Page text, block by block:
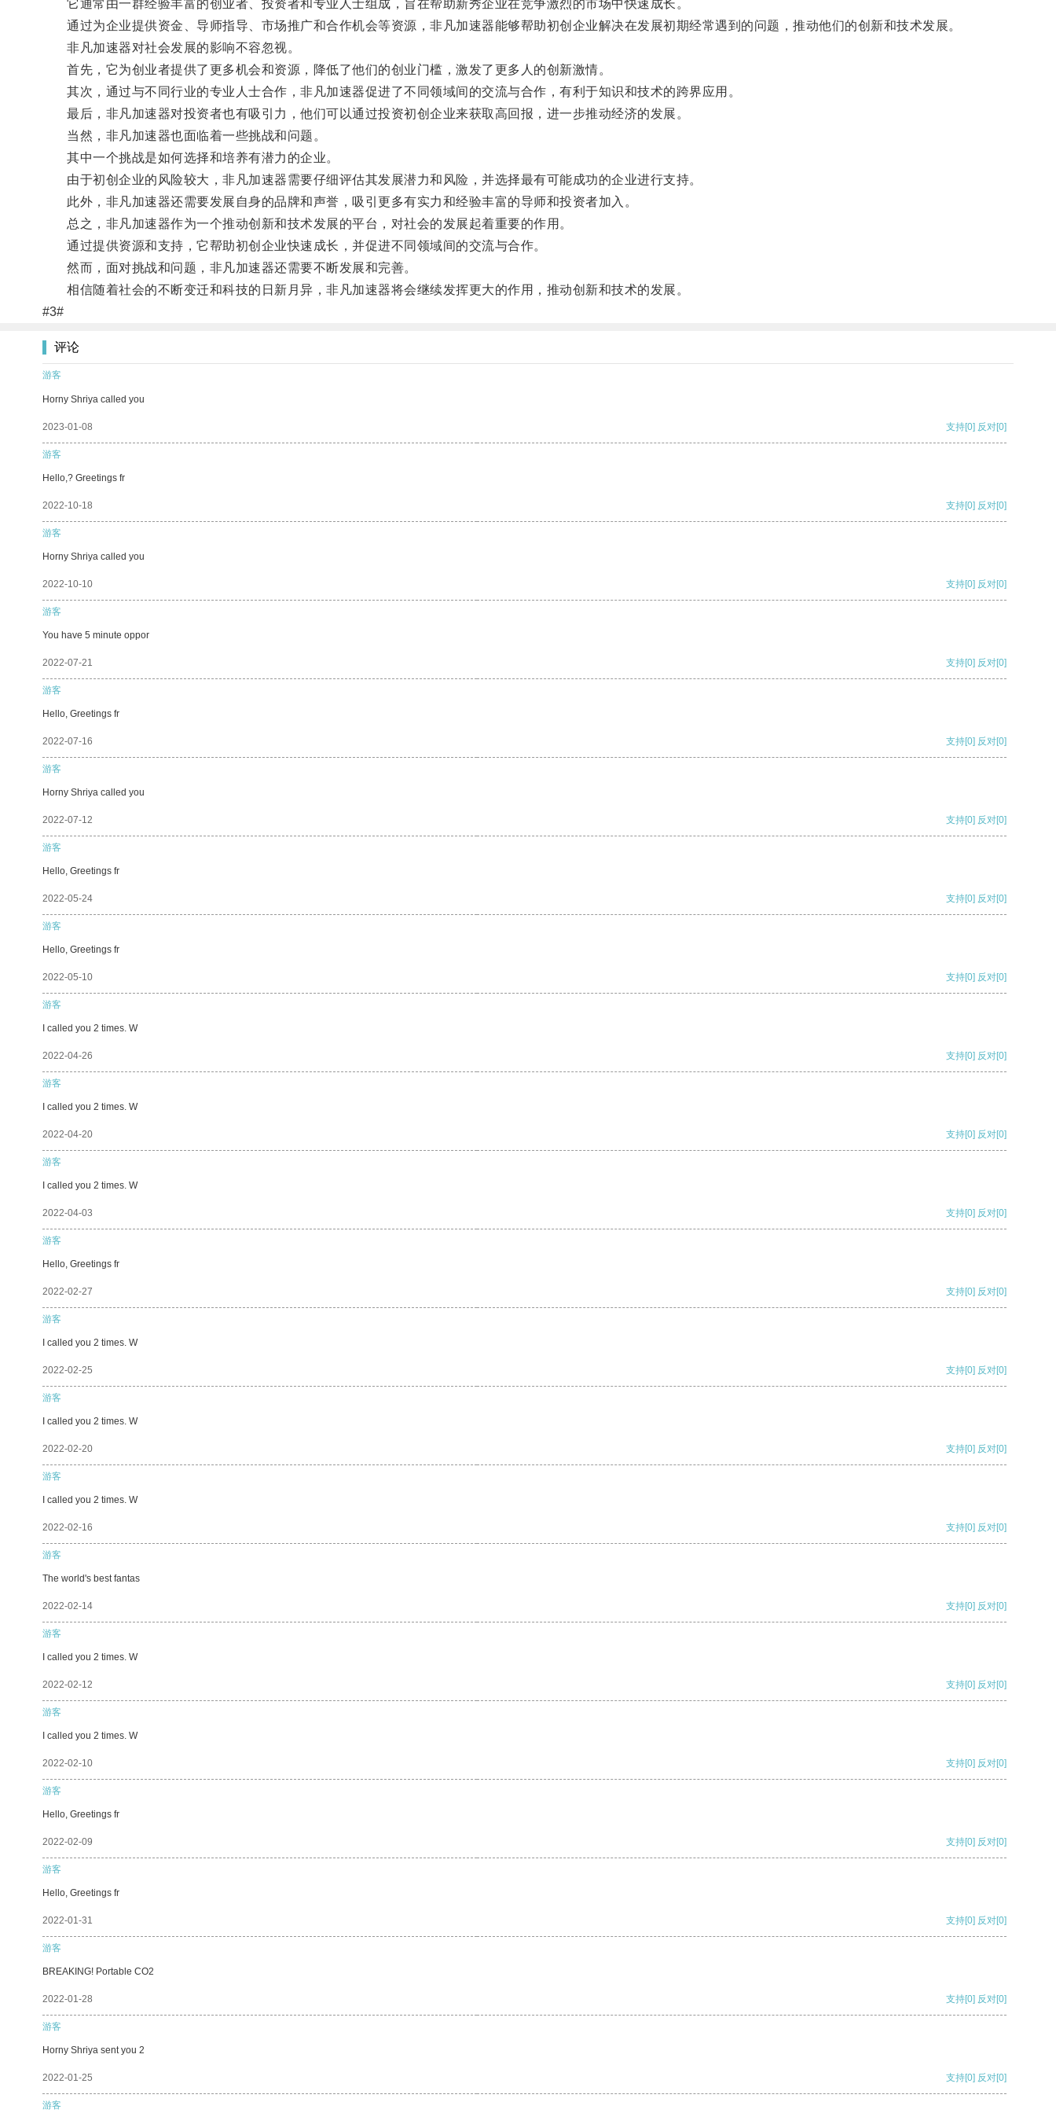
它通常由一群经验丰富的创业者、投资者和专业人士组成，旨在帮助新秀企业在竞争激烈的市场中快速成长。
通过为企业提供资金、导师指导、市场推广和合作机会等资源，非凡加速器能够帮助初创企业解决在发展初期经常遇到的问题，推动他们的创新和技术发展。
非凡加速器对社会发展的影响不容忽视。
首先，它为创业者提供了更多机会和资源，降低了他们的创业门槛，激发了更多人的创新激情。
其次，通过与不同行业的专业人士合作，非凡加速器促进了不同领域间的交流与合作，有利于知识和技术的跨界应用。
最后，非凡加速器对投资者也有吸引力，他们可以通过投资初创企业来获取高回报，进一步推动经济的发展。
当然，非凡加速器也面临着一些挑战和问题。
其中一个挑战是如何选择和培养有潜力的企业。
由于初创企业的风险较大，非凡加速器需要仔细评估其发展潜力和风险，并选择最有可能成功的企业进行支持。
此外，非凡加速器还需要发展自身的品牌和声誉，吸引更多有实力和经验丰富的导师和投资者加入。
总之，非凡加速器作为一个推动创新和技术发展的平台，对社会的发展起着重要的作用。
通过提供资源和支持，它帮助初创企业快速成长，并促进不同领域间的交流与合作。
然而，面对挑战和问题，非凡加速器还需要不断发展和完善。
相信随着社会的不断变迁和科技的日新月异，非凡加速器将会继续发挥更大的作用，推动创新和技术的发展。
#3#
评论
游客
Horny Shriya called you
2023-01-08 支持[0] 反对[0]
游客
Hello,? Greetings fr
2022-10-18 支持[0] 反对[0]
游客
Horny Shriya called you
2022-10-10 支持[0] 反对[0]
游客
You have 5 minute oppor
2022-07-21 支持[0] 反对[0]
游客
Hello, Greetings fr
2022-07-16 支持[0] 反对[0]
游客
Horny Shriya called you
2022-07-12 支持[0] 反对[0]
游客
Hello, Greetings fr
2022-05-24 支持[0] 反对[0]
游客
Hello, Greetings fr
2022-05-10 支持[0] 反对[0]
游客
I called you 2 times. W
2022-04-26 支持[0] 反对[0]
游客
I called you 2 times. W
2022-04-20 支持[0] 反对[0]
游客
I called you 2 times. W
2022-04-03 支持[0] 反对[0]
游客
Hello, Greetings fr
2022-02-27 支持[0] 反对[0]
游客
I called you 2 times. W
2022-02-25 支持[0] 反对[0]
游客
I called you 2 times. W
2022-02-20 支持[0] 反对[0]
游客
I called you 2 times. W
2022-02-16 支持[0] 反对[0]
游客
The world's best fantas
2022-02-14 支持[0] 反对[0]
游客
I called you 2 times. W
2022-02-12 支持[0] 反对[0]
游客
I called you 2 times. W
2022-02-10 支持[0] 反对[0]
游客
Hello, Greetings fr
2022-02-09 支持[0] 反对[0]
游客
Hello, Greetings fr
2022-01-31 支持[0] 反对[0]
游客
BREAKING! Portable CO2
2022-01-28 支持[0] 反对[0]
游客
Horny Shriya sent you 2
2022-01-25 支持[0] 反对[0]
游客